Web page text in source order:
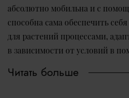
абсолютно мобильна и с
способна сама обеспечить
для растений процессами,
в зависимости от условий в
Читать больше